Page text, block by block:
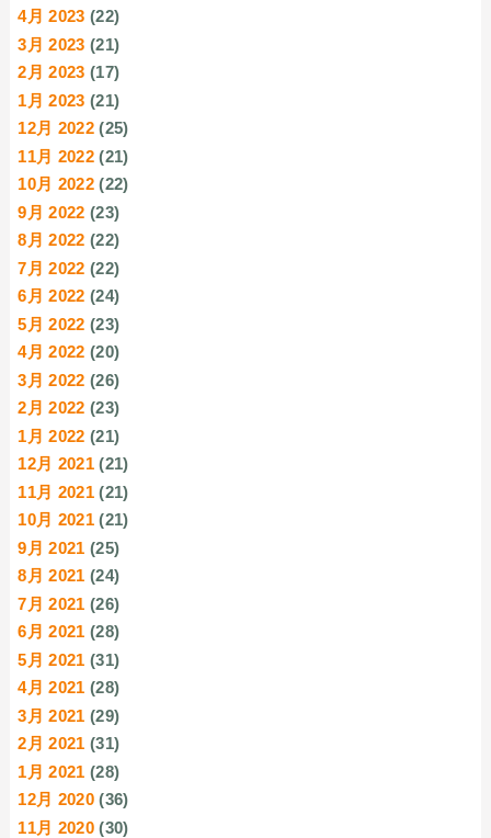
4月 2023 (22)
3月 2023 (21)
2月 2023 (17)
1月 2023 (21)
12月 2022 (25)
11月 2022 (21)
10月 2022 (22)
9月 2022 (23)
8月 2022 (22)
7月 2022 (22)
6月 2022 (24)
5月 2022 (23)
4月 2022 (20)
3月 2022 (26)
2月 2022 (23)
1月 2022 (21)
12月 2021 (21)
11月 2021 (21)
10月 2021 (21)
9月 2021 (25)
8月 2021 (24)
7月 2021 (26)
6月 2021 (28)
5月 2021 (31)
4月 2021 (28)
3月 2021 (29)
2月 2021 (31)
1月 2021 (28)
12月 2020 (36)
11月 2020 (30)